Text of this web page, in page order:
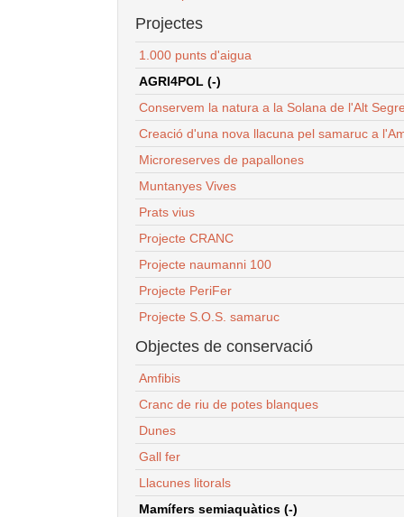
Projectes
1.000 punts d'aigua
AGRI4POL (-)
Conservem la natura a la Solana de l'Alt
Creació d'una nova llacuna pel samaruc a
Microreserves de papallones
Muntanyes Vives
Prats vius
Projecte CRANC
Projecte naumanni 100
Projecte PeriFer
Projecte S.O.S. samaruc
Objectes de conservació
Amfibis
Cranc de riu de potes blanques
Dunes
Gall fer
Llacunes litorals
Mamífers semiaquàtics (-)